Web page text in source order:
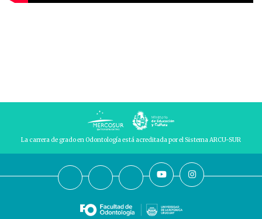
La carrera de grado en Odontología está acreditada por el Sistema ARCU-SUR